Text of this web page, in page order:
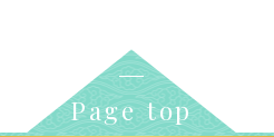
Page top